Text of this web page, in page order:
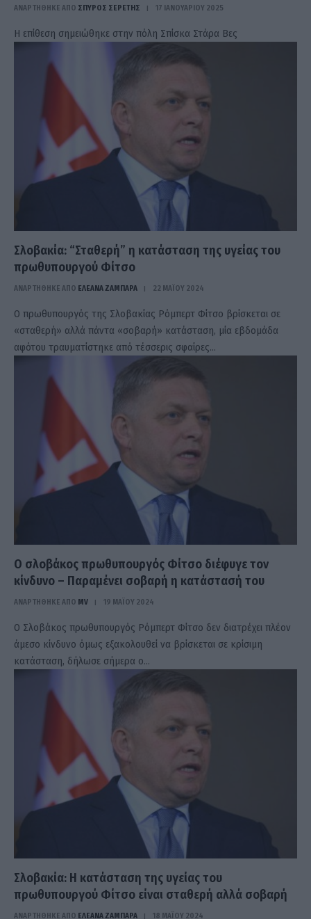
ΑΝΑΡΤΗΘΗΚΕ ΑΠΟ ΣΠΎΡΟΣ ΣΕΡΈΤΗΣ 17 ΙΑΝΟΥΑΡΊΟΥ 2025
Η επίθεση σημειώθηκε στην πόλη Σπίσκα Στάρα Βες
Σλοβακία: “Σταθερή” η κατάσταση της υγείας του
πρωθυπουργού Φίτσο
ΑΝΑΡΤΗΘΗΚΕ ΑΠΟ ΕΛΕΑΝΑ ΖΑΜΠΑΡΑ 22 ΜΑΪ́ΟΥ 2024
Ο πρωθυπουργός της Σλοβακίας Ρόμπερτ Φίτσο βρίσκεται σε
«σταθερή» αλλά πάντα «σοβαρή» κατάσταση, μία εβδομάδα
αφότου τραυματίστηκε από τέσσερις σφαίρες…
Ο σλοβάκος πρωθυπουργός Φίτσο διέφυγε τον
κίνδυνο – Παραμένει σοβαρή η κατάστασή του
ΑΝΑΡΤΗΘΗΚΕ ΑΠΟ MV 19 ΜΑΪ́ΟΥ 2024
Ο Σλοβάκος πρωθυπουργός Ρόμπερτ Φίτσο δεν διατρέχει πλέον
άμεσο κίνδυνο όμως εξακολουθεί να βρίσκεται σε κρίσιμη
κατάσταση, δήλωσε σήμερα ο…
Σλοβακία: Η κατάσταση της υγείας του
πρωθυπουργού Φίτσο είναι σταθερή αλλά σοβαρή
ΑΝΑΡΤΗΘΗΚΕ ΑΠΟ ΕΛΕΑΝΑ ΖΑΜΠΑΡΑ 18 ΜΑΪ́ΟΥ 2024